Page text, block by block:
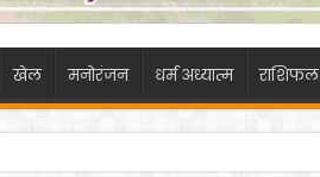
खेल मनोरंजन धर्म अध्यात्म राशिफल